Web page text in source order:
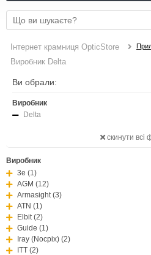
Інтернет крамниця OpticStore
Виробник Delta
Ви обрали:
Виробник
Delta
скинути всі
Виробник
3e (1)
AGM (12)
Armasight (3)
ATN (1)
Elbit (2)
Guide (1)
Iray (Nocpix) (2)
ITT (2)